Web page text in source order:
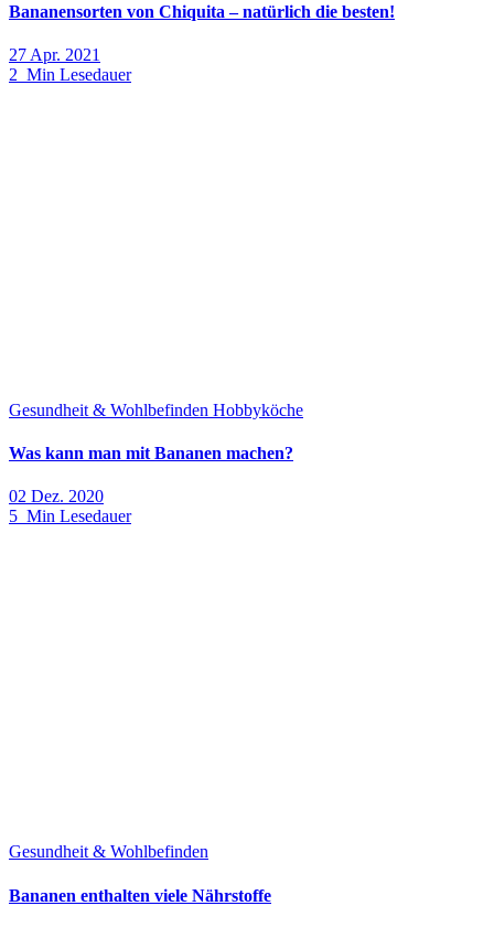
Bananensorten von Chiquita – natürlich die besten!
27 Apr. 2021
2 Min Lesedauer
Gesundheit & Wohlbefinden Hobbyköche
Was kann man mit Bananen machen?
02 Dez. 2020
5 Min Lesedauer
Gesundheit & Wohlbefinden
Bananen enthalten viele Nährstoffe